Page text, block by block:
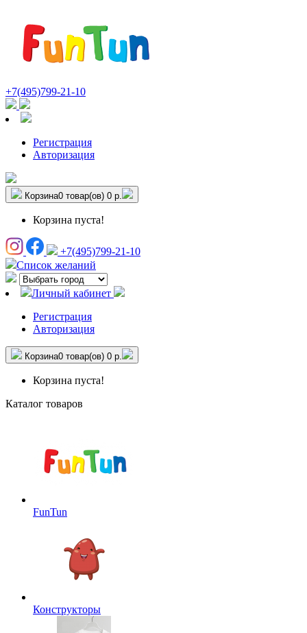
+7(495)799-21-10
Регистрация
Авторизация
Корзина0 товар(ов) 0 р.
Корзина пуста!
+7(495)799-21-10
Список желаний
Личный кабинет
Регистрация
Авторизация
Корзина0 товар(ов) 0 р.
Корзина пуста!
Каталог товаров
FunTun
Конструкторы